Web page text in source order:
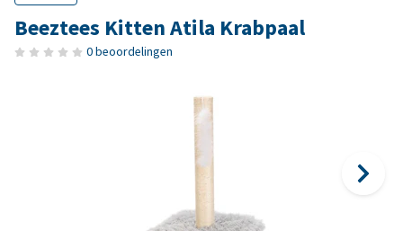
Beeztees Kitten Atila Krabpaal
0 beoordelingen